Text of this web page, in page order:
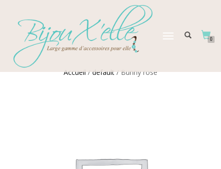
DÉPLIER
0
Accueil/default/ Bunny rose